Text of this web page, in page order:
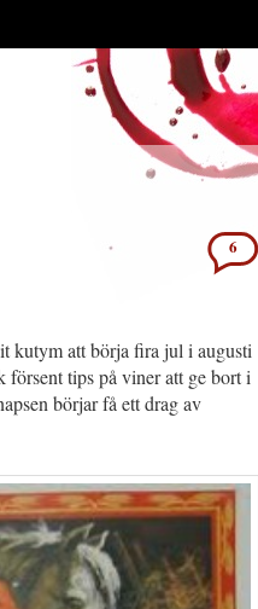
6
kutym att börja fira jul i augusti
försent tips på viner att ge bort i
börjar få ett drag av